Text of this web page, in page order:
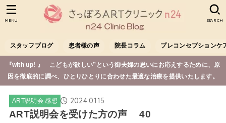
スタッフブログ 患者様の声 院長コラム プレコンセプションケ
SEARCH
MENU
『with up! 』 こどもが欲しい”という御夫婦の思いにお応えするために、原
因を徹底的に調べ、ひとりひとりに合わせた最適な治療を提供いたします。
ART説明会 感想 2024.01.15
ART説明会を受けた方の声 40